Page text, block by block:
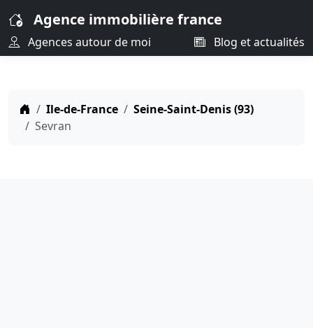
Agence immobilière france
Agences autour de moi Blog et actualités
Ile-de-France
Seine-Saint-Denis (93)
Sevran